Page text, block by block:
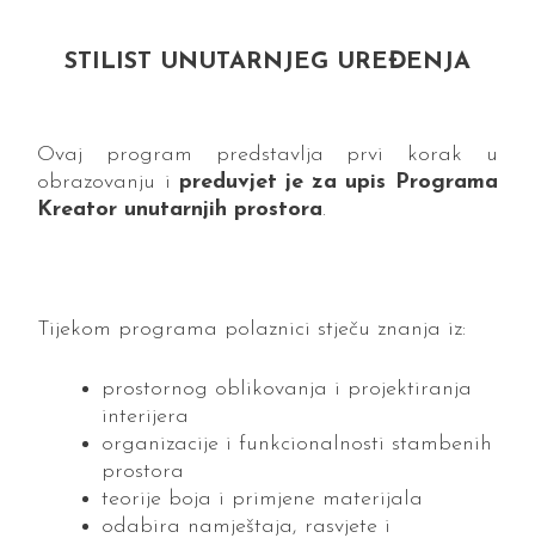
STILIST UNUTARNJEG UREĐENJA
Ovaj program predstavlja prvi korak u
obrazovanju i preduvjet je za upis Programa
Kreator unutarnjih prostora.
Tijekom programa polaznici stječu znanja iz:
prostornog oblikovanja i projektiranja
interijera
organizacije i funkcionalnosti stambenih
prostora
teorije boja i primjene materijala
odabira namještaja, rasvjete i